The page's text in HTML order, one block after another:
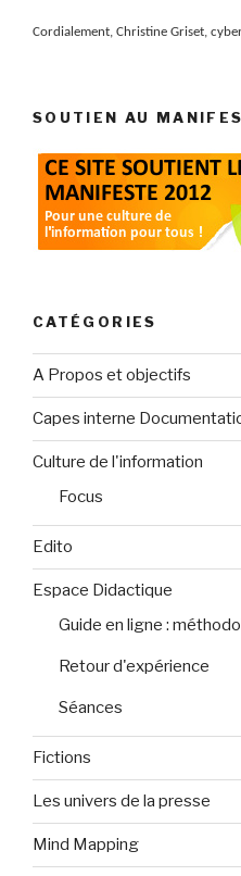
Cordialement, Christine Griset,
SOUTIEN AU
CATÉGORIES
A Propos et objectifs
Capes interne
Culture de l'information
Focus
Edito
Espace Didactique
Guide en ligne :
Retour d'expérience
Séances
Fictions
Les univers de la presse
Mind Mapping